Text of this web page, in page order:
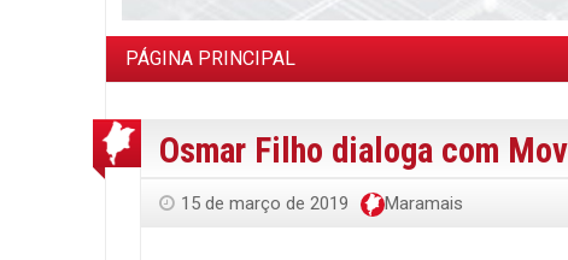
PÁGINA PRINCIPAL
Osmar Filho dialoga com
15 de março de 2019 Maramais